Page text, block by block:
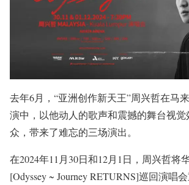
去年6月，“亚洲创作新天王”周兴哲在马
演中，以他动人的歌声和震撼的舞台视
众，带来了难忘的三场演出。
在2024年11月30日和12月1日，周兴哲将
[Odyssey ~ Journey RETURNS]巡回演唱